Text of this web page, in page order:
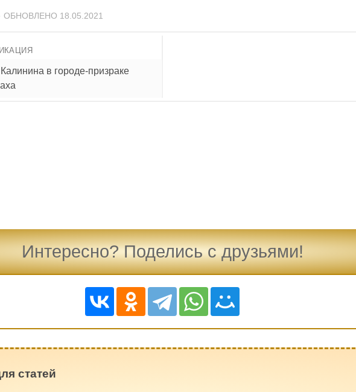
ОБНОВЛЕНО 18.05.2021
в городе-призраке
Интересно? Поделись с друзьями!
статей